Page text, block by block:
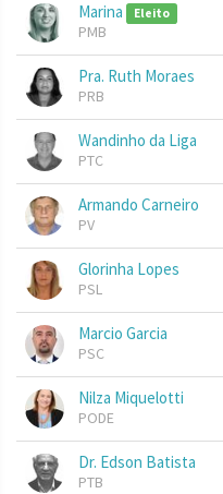
Marina Eleito
PMB
Pra. Ruth Moraes
PRB
Wandinho da Liga
PTC
Armando Carneiro
PV
Glorinha Lopes
PSL
Marcio Garcia
PSC
Nilza Miquelotti
PODE
Dr. Edson Batista
PTB